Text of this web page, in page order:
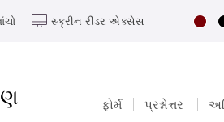
સ્ક્રીન રીડર એક્સેસ
ફોર્મ પ્રશ્નોત્તર